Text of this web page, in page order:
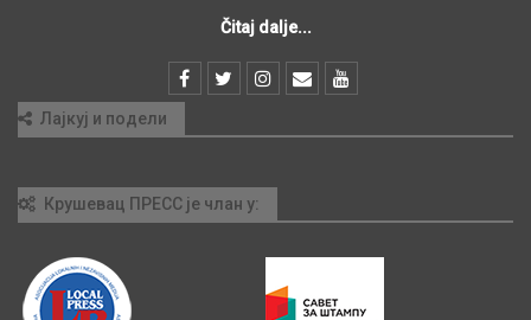
Čitaj dalje...
Лајкуј и подели
Крушевац ПРЕСС је члан у: